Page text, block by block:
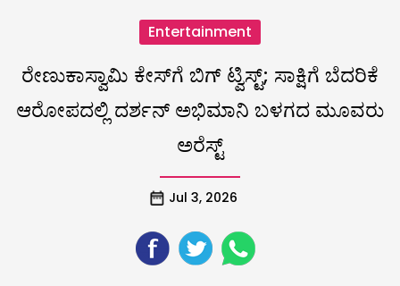
Entertainment
ರೇಣುಕಾಸ್ವಾಮಿ ಕೇಸ್‌ಗೆ ಬಿಗ್ ಟ್ವಿಸ್ಟ್; ಸಾಕ್ಷಿಗೆ ಬೆದರಿಕೆ
ಆರೋಪದಲ್ಲಿ ದರ್ಶನ್ ಅಭಿಮಾನಿ ಬಳಗದ ಮೂವರು
ಅರೆಸ್ಟ್
Jul 3, 2026